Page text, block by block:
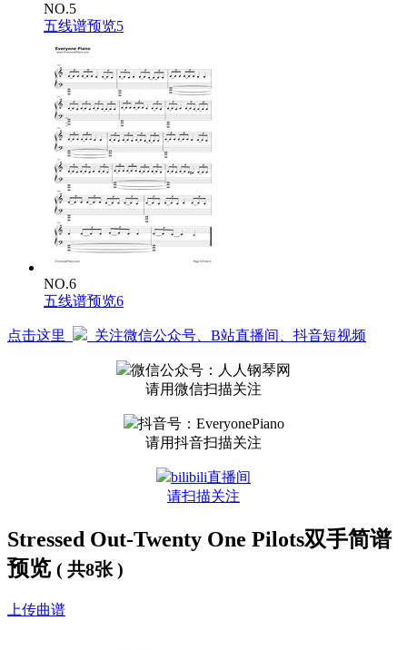
NO.5
五线谱预览5
NO.6
五线谱预览6
点击这里 关注微信公众号、B站直播间、抖音短视频
微信公众号：人人钢琴网
请用微信扫描关注
抖音号：EveryonePiano
请用抖音扫描关注
bilibili直播间
请扫描关注
Stressed Out-Twenty One Pilots双手简谱
预览 ( 共8张 )
上传曲谱